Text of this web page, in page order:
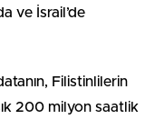
ve İsrail’de
Filistinlilerin
200 milyon saatlik